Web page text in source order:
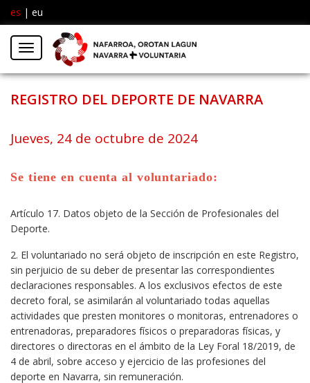
es | eu
Menú
REGISTRO DEL DEPORTE DE NAVARRA
Jueves, 24 de octubre de 2024
Se tiene en cuenta al voluntariado:
Artículo 17. Datos objeto de la Sección de Profesionales del
Deporte.
2. El voluntariado no será objeto de inscripción en este Registro,
sin perjuicio de su deber de presentar las correspondientes
declaraciones responsables. A los exclusivos efectos de este
decreto foral, se asimilarán al voluntariado todas aquellas
actividades que presten monitores o monitoras, entrenadores o
entrenadoras, preparadores físicos o preparadoras físicas, y
directores o directoras en el ámbito de la Ley Foral 18/2019, de
4 de abril, sobre acceso y ejercicio de las profesiones del
deporte en Navarra, sin remuneración.